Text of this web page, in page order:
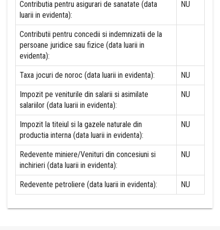
Contributia pentru asigurari de sanatate (data
luarii in evidenta):
NU
Contributii pentru concedii si indemnizatii de la
persoane juridice sau fizice (data luarii in
evidenta):
Taxa jocuri de noroc (data luarii in evidenta): NU
Impozit pe veniturile din salarii si asimilate
salariilor (data luarii in evidenta):
NU
Impozit la titeiul si la gazele naturale din
productia interna (data luarii in evidenta):
NU
Redevente miniere/Venituri din concesiuni si
inchirieri (data luarii in evidenta):
NU
Redevente petroliere (data luarii in evidenta): NU